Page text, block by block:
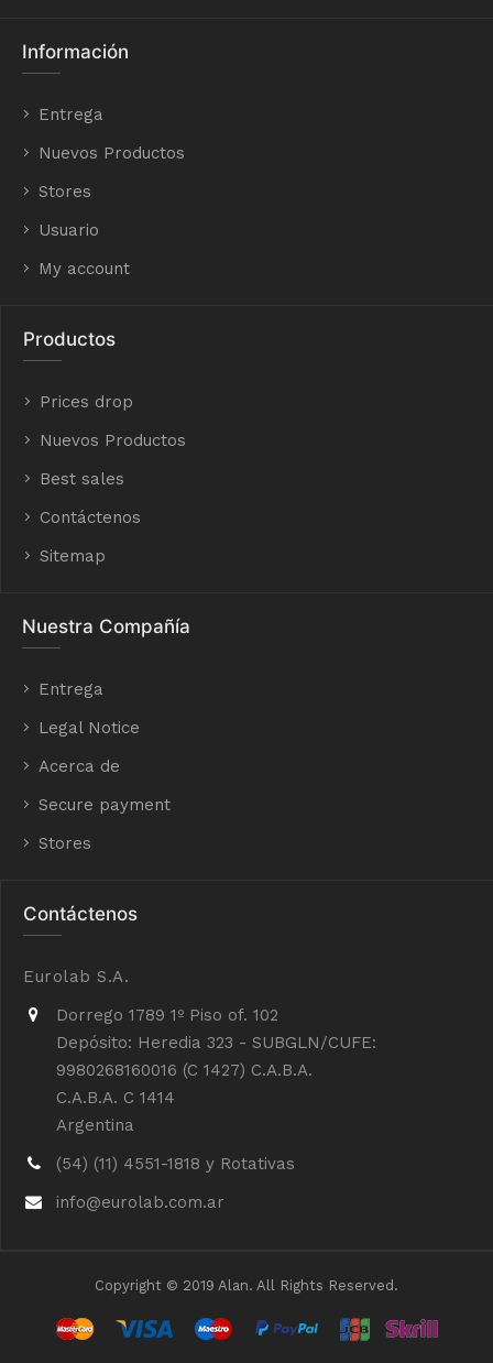
Información
Entrega
Nuevos Productos
Stores
Usuario
My account
Productos
Prices drop
Nuevos Productos
Best sales
Contáctenos
Sitemap
Nuestra Compañía
Entrega
Legal Notice
Acerca de
Secure payment
Stores
Contáctenos
Eurolab S.A.
Dorrego 1789 1º Piso of. 102
Depósito: Heredia 323 - SUBGLN/CUFE:
9980268160016 (C 1427) C.A.B.A.
C.A.B.A. C 1414
Argentina
(54) (11) 4551-1818 y Rotativas
info@eurolab.com.ar
Copyright © 2019 Alan. All Rights Reserved.